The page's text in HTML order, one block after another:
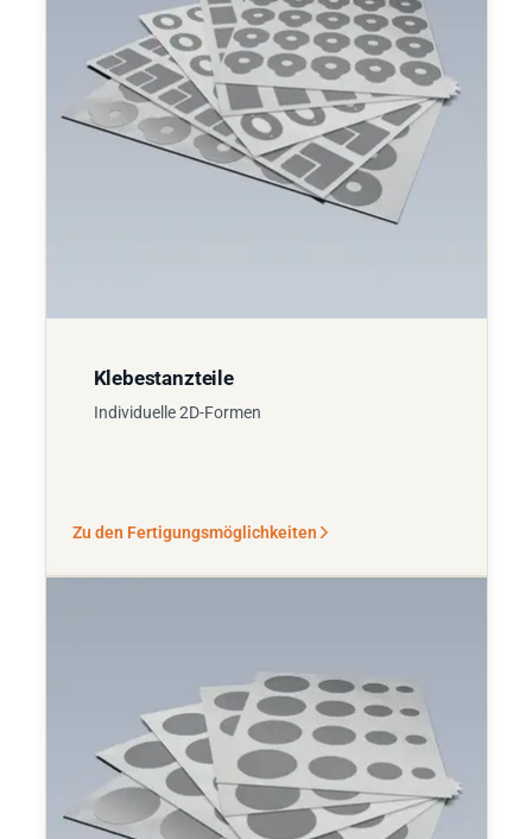
Klebestanzteile
Individuelle 2D-Formen
Zu den Fertigungsmöglichkeiten